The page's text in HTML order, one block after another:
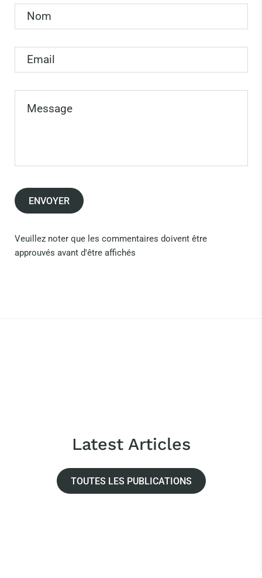
Nom
Email
ENVOYER
Veuillez noter que les commentaires doivent être
approuvés avant d'être affichés
Latest Articles
TOUTES LES PUBLICATIONS